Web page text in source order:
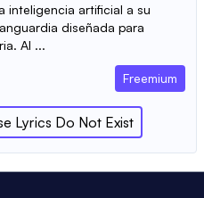
inteligencia artificial a su
diseñada para
AI ...
Freemium
Lyrics Do Not Exist